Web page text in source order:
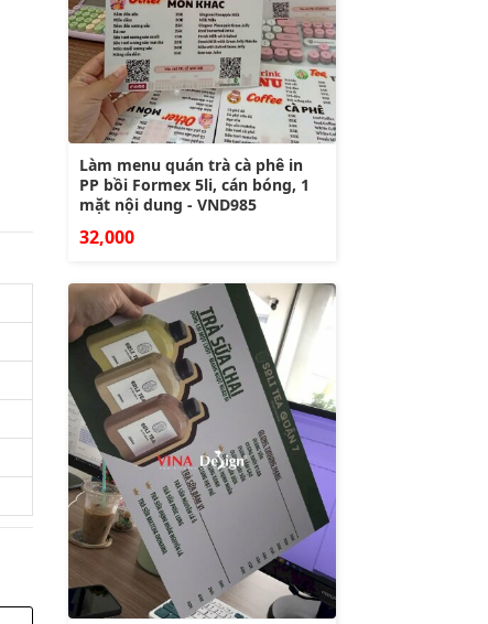
Làm menu quán trà cà phê in
PP bồi Formex 5li, cán bóng, 1
mặt nội dung - VND985
32,000